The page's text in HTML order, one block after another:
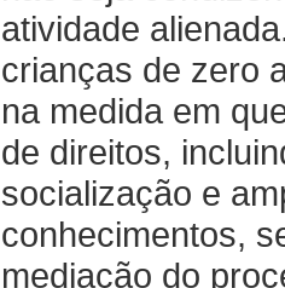
atividade
crianças de zero
na medida em
de direitos,
socialização e
conhecimentos,
mediação do